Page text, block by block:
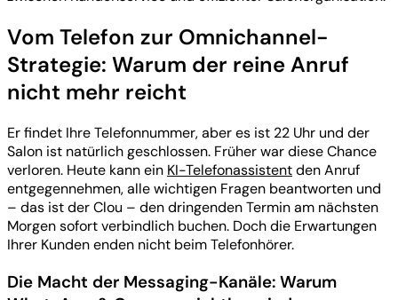
Vom Telefon zur Omnichannel-
Strategie: Warum der reine Anruf
nicht mehr reicht
Er findet Ihre Telefonnummer, aber es ist 22 Uhr und der
Salon ist natürlich geschlossen. Früher war diese Chance
verloren. Heute kann ein KI-Telefonassistentden Anruf
entgegennehmen, alle wichtigen Fragen beantworten und
– das ist der Clou – den dringenden Termin am nächsten
Morgen sofort verbindlich buchen. Doch die Erwartungen
Ihrer Kunden enden nicht beim Telefonhörer.
Die Macht der Messaging-Kanäle: Warum